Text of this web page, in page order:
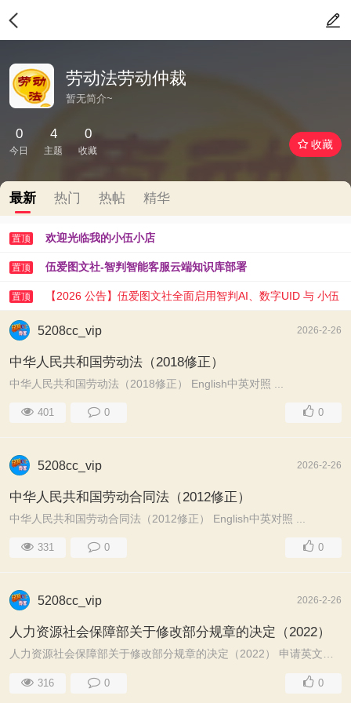
劳动法劳动仲裁
暂无简介~
0
今日
4
主题
0
收藏 收藏
最新 热门 热帖 精华
置顶 欢迎光临我的小伍小店
置顶 伍爱图文社-智判智能客服云端知识库部署
置顶 【2026 公告】伍爱图文社全面启用智判AI、数字UID 与 小伍
AI 助手5208cc_vip 2026-2-26
中华人民共和国劳动法（2018修正）
中华人民共和国劳动法（2018修正） English中英对照 ...
401 0 0
5208cc_vip 2026-2-26
中华人民共和国劳动合同法（2012修正）
中华人民共和国劳动合同法（2012修正） English中英对照 ...
331 0 0
5208cc_vip 2026-2-26
人力资源社会保障部关于修改部分规章的决定（2022）
人力资源社会保障部关于修改部分规章的决定（2022） 申请英文翻译 ...
316 0 0